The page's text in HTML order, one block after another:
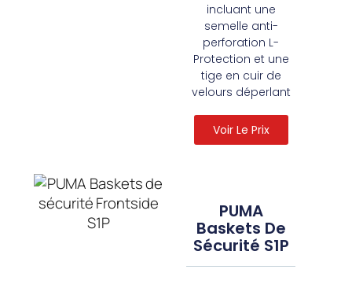
incluant une
semelle anti-
perforation L-
Protection et une
tige en cuir de
velours déperlant
Voir Le Prix
PUMA
Baskets De
Sécurité S1P